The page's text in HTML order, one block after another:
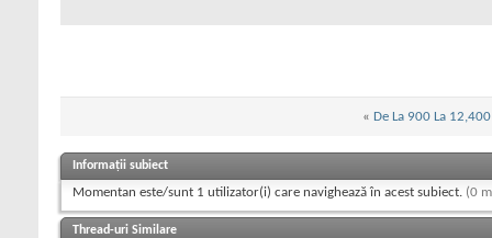
« De La 900 La
Informații subiect
Momentan este/sunt 1 utilizator(i) care navighează în acest subiect. (0
Thread-uri Similare